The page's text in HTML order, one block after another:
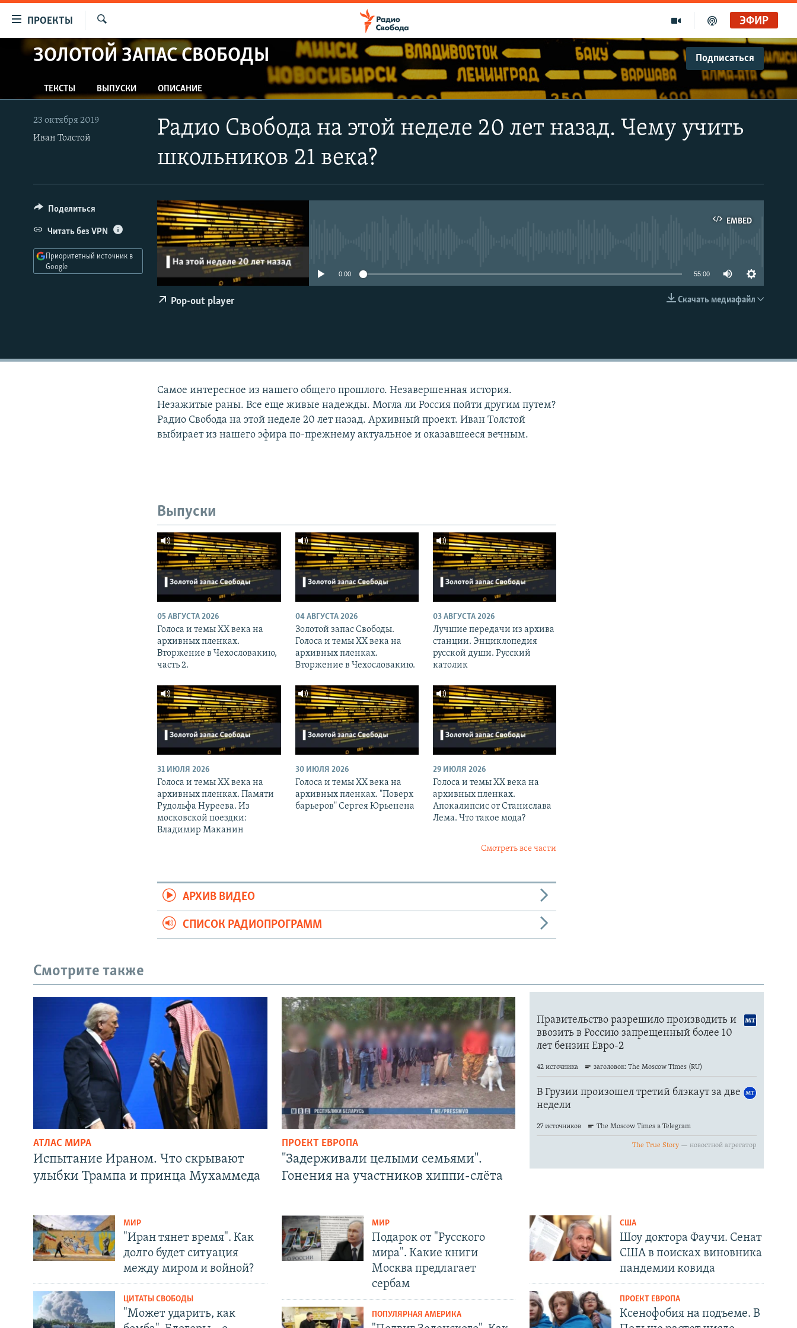
упрощенного
Вернуться
к
основному
содержанию
Вернутся
ПРОЕКТЫ
ПРОГРАММЫ
АВТОРСКИЕ ПРОЕКТЫ
ЦИТАТЫ СВОБОДЫ
МНЕНИЯ
IDEL.РЕАЛИИ
КАВКАЗ.РЕАЛИИ
СЕВЕР.РЕАЛИИ
СИБИРЬ.РЕАЛИИ
РАСПИСАНИЕ ВЕЩАНИЯ
ЭФИР
ЗОЛОТОЙ ЗАПАС СВОБОДЫ Подписаться
ТЕКСТЫ ВЫПУСКИ ОПИСАНИЕ
Радио Свобода на этой неделе 20 лет назад. Чему учить
школьников 21 века?
23 октября 2019
Иван Толстой
EMBED
EMBED
0:00 55:00
Скачать медиафайл
Pop-out player
Поделиться
Читать без VPN
Приоритетный источник в
Google
Самое интересное из нашего общего прошлого. Незавершенная история.
Незажитые раны. Все еще живые надежды. Могла ли Россия пойти другим путем?
Радио Свобода на этой неделе 20 лет назад. Архивный проект. Иван Толстой
выбирает из нашего эфира по-прежнему актуальное и оказавшееся вечным.
Выпуски
05 АВГУСТА 2026
Голоса и темы XX века на
архивных пленках.
Вторжение в Чехословакию,
часть 2.
04 АВГУСТА 2026
Золотой запас Свободы.
Голоса и темы XX века на
архивных пленках.
Вторжение в Чехословакию.
03 АВГУСТА 2026
Лучшие передачи из архива
станции. Энциклопедия
русской души. Русский
католик
31 ИЮЛЯ 2026
Голоса и темы XX века на
архивных пленках. Памяти
Рудольфа Нуреева. Из
московской поездки:
Владимир Маканин
30 ИЮЛЯ 2026
Голоса и темы XX века на
архивных пленках. "Поверх
барьеров" Сергея Юрьенена
29 ИЮЛЯ 2026
Голоса и темы XX века на
архивных пленках.
Апокалипсис от Станислава
Лема. Что такое мода?
Смотреть все части
АРХИВ ВИДЕО
СПИСОК РАДИОПРОГРАММ
Смотрите также
АТЛАС МИРА
Испытание Ираном. Что скрывают
улыбки Трампа и принца Мухаммеда
ПРОЕКТ ЕВРОПА
"Задерживали целыми семьями".
Гонения на участников хиппи-слёта
МИР
"Иран тянет время". Как
долго будет ситуация
между миром и войной?
ЦИТАТЫ СВОБОДЫ
"Может ударить, как
МИР
Подарок от "Русского
мира". Какие книги
Москва предлагает
сербам
ПОПУЛЯРНАЯ АМЕРИКА
США
Шоу доктора Фаучи. Сенат
США в поисках виновника
пандемии ковида
ПРОЕКТ ЕВРОПА
Ксенофобия на подъеме. В